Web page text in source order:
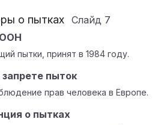
о пытках Слайд 7
ООН
пытки, принят в 1984 году.
пыток
прав человека в Европе.
о пытках